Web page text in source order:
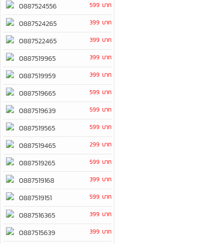
0887524556 599 บาท
0887524265 399 บาท
0887522465 399 บาท
0887519965 399 บาท
0887519959 399 บาท
0887519665 599 บาท
0887519639 599 บาท
0887519565 599 บาท
0887519465 299 บาท
0887519265 599 บาท
0887519168 399 บาท
0887519151 599 บาท
0887516365 399 บาท
0887515639 399 บาท